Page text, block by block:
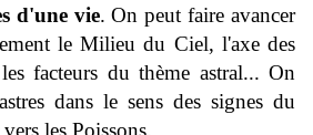
d'une vie. On peut faire avancer
le Milieu du Ciel, l'axe des
facteurs du thème astral... On
dans le sens des signes du
les Poissons.